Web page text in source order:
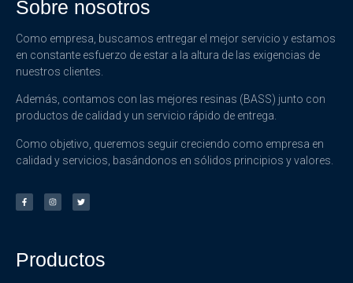
Sobre nosotros
Como empresa, buscamos entregar el mejor servicio y estamos
en constante esfuerzo de estar a la altura de las exigencias de
nuestros clientes.
Además, contamos con las mejores resinas (BASS) junto con
productos de calidad y un servicio rápido de entrega.
Como objetivo, queremos seguir creciendo como empresa en
calidad y servicios, basándonos en sólidos principios y valores.
Productos